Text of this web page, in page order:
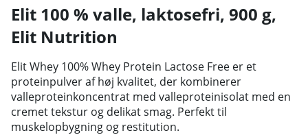
Elit 100 % valle, laktosefri, 900 g,
Elit Nutrition
Elit Whey 100% Whey Protein Lactose Free er et
proteinpulver af høj kvalitet, der kombinerer
valleproteinkoncentrat med valleproteinisolat med en
cremet tekstur og delikat smag. Perfekt til
muskelopbygning og restitution.